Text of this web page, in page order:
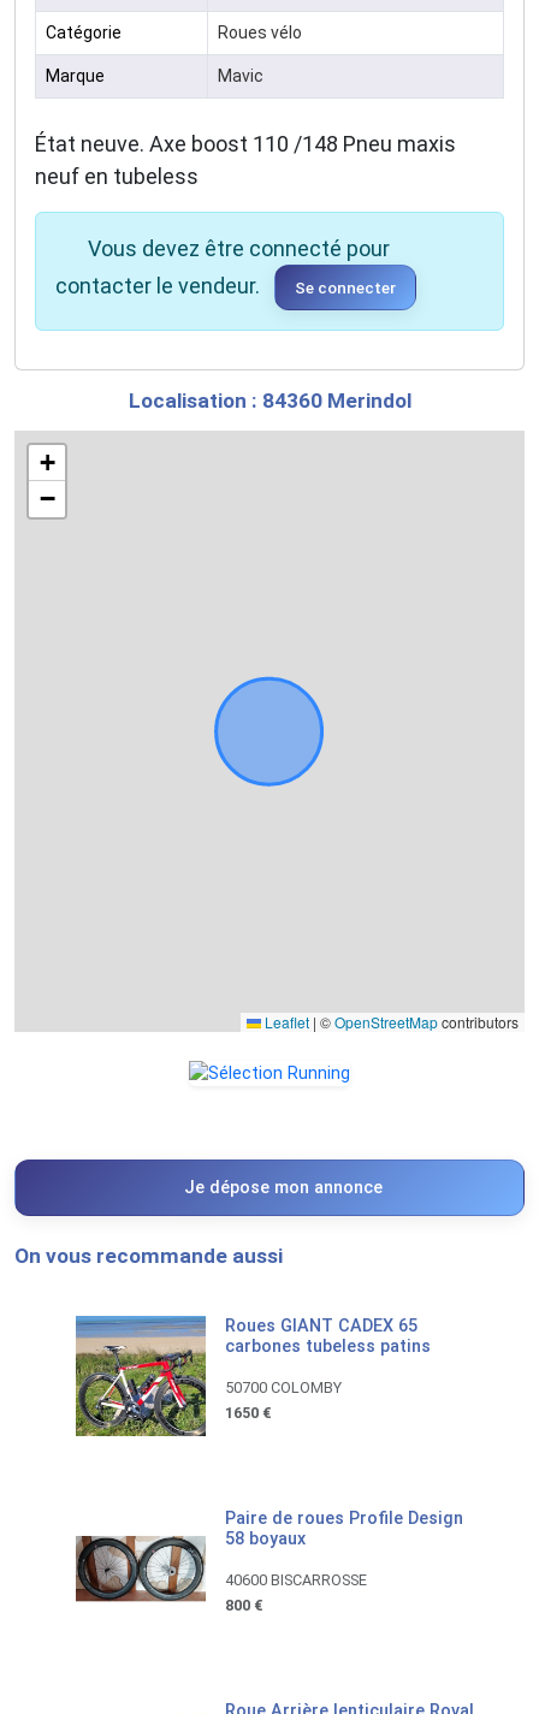
Catégorie Roues vélo
Marque Mavic
État neuve. Axe boost 110 /148 Pneu maxis
neuf en tubeless
Vous devez être connecté pour
contacter le vendeur.
Se connecter
Localisation : 84360 Merindol
+
−
Leaflet | ©OpenStreetMapcontributors
Je dépose mon annonce
On vous recommande aussi
Roues GIANT CADEX 65
carbones tubeless patins
50700 COLOMBY
1650 €
Paire de roues Profile Design
58 boyaux
40600 BISCARROSSE
800 €